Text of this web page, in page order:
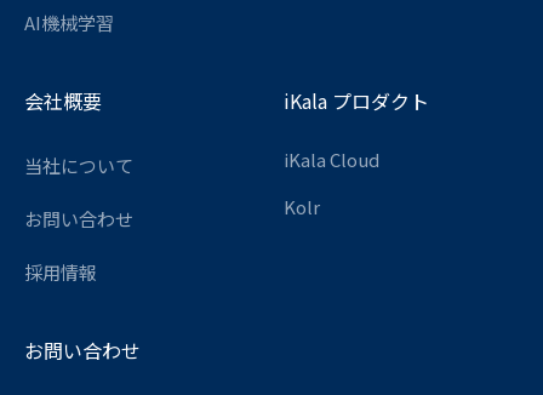
AI機械学習
会社概要
当社について
お問い合わせ
採用情報
iKala プロダクト
iKala Cloud
Kolr
お問い合わせ